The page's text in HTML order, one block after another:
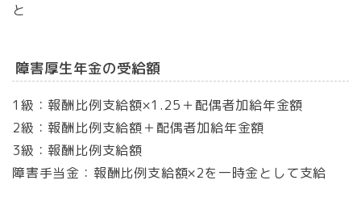
と
障害厚生年金の受給額
1級：報酬比例支給額×1.25＋配偶者加給年金額
2級：報酬比例支給額＋配偶者加給年金額
3級：報酬比例支給額
障害手当金：報酬比例支給額×2を一時金として支給